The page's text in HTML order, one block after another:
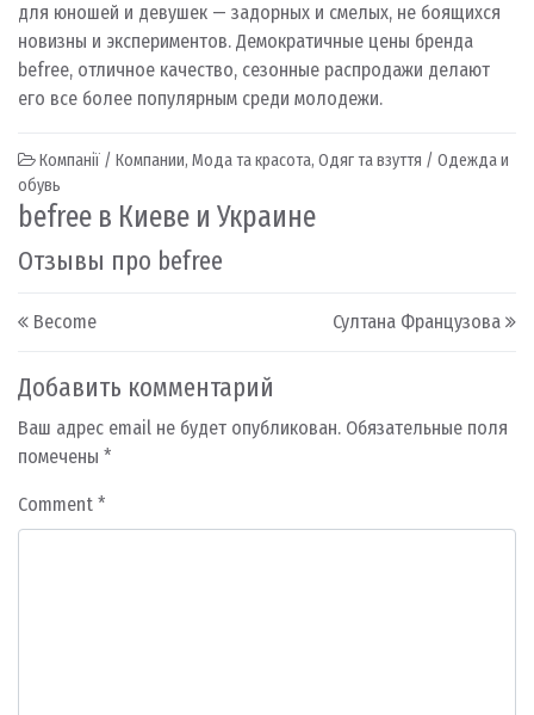
для юношей и девушек — задорных и смелых, не боящихся
новизны и экспериментов. Демократичные цены бренда
befree, отличное качество, сезонные распродажи делают
его все более популярным среди молодежи.
Компанії / Компании, Мода та красота, Одяг та взуття / Одежда и
обувь
befree в Киеве и Украине
Отзывы про befree
Post navigation
Become Султана Французова
Добавить комментарий
Ваш адрес email не будет опубликован. Обязательные поля
помечены *
Comment *